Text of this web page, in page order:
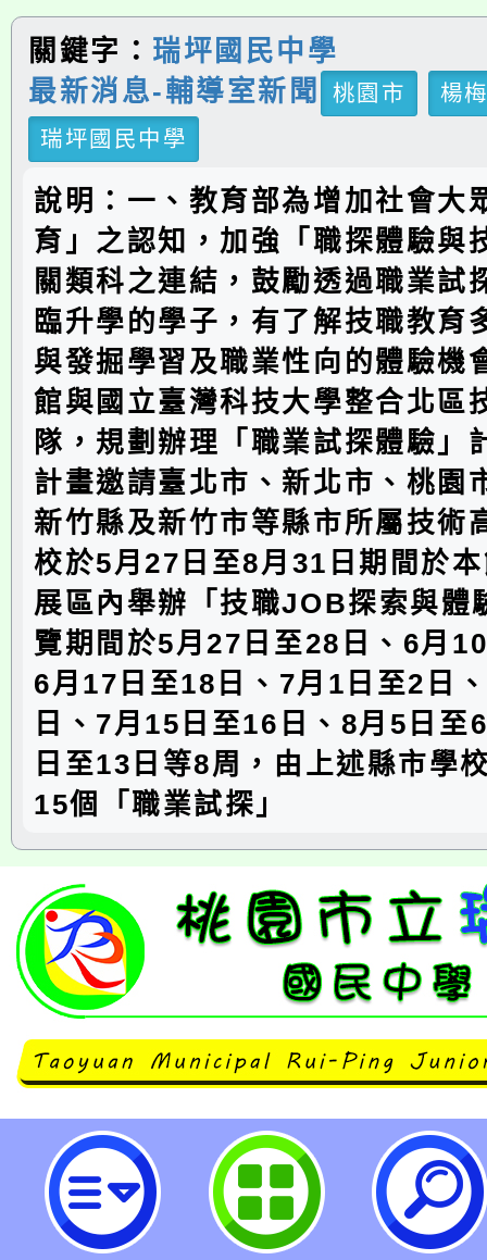
關鍵字： 瑞坪國民中學
最新消息-輔導室新聞
桃園市
楊
瑞坪國民中學
說明：一、教育部為增加社會大
育」之認知，加強「職探體驗與
關類科之連結，鼓勵透過職業試
臨升學的學子，有了解技職教育
與發掘學習及職業性向的體驗機
館與國立臺灣科技大學整合北區
隊，規劃辦理「職業試探體驗」
計畫邀請臺北市、新北市、桃園
新竹縣及新竹市等縣市所屬技術
校於5月27日至8月31日期間於
展區內舉辦「技職JOB探索與體
覽期間於5月27日至28日、6月
6月17日至18日、7月1日至2日
日、7月15日至16日、8月5日至
日至13日等8周，由上述縣市學
15個「職業試探」
國立臺灣科學教育館辦理「技職
職業試探展覽活動-桃園市立瑞坪